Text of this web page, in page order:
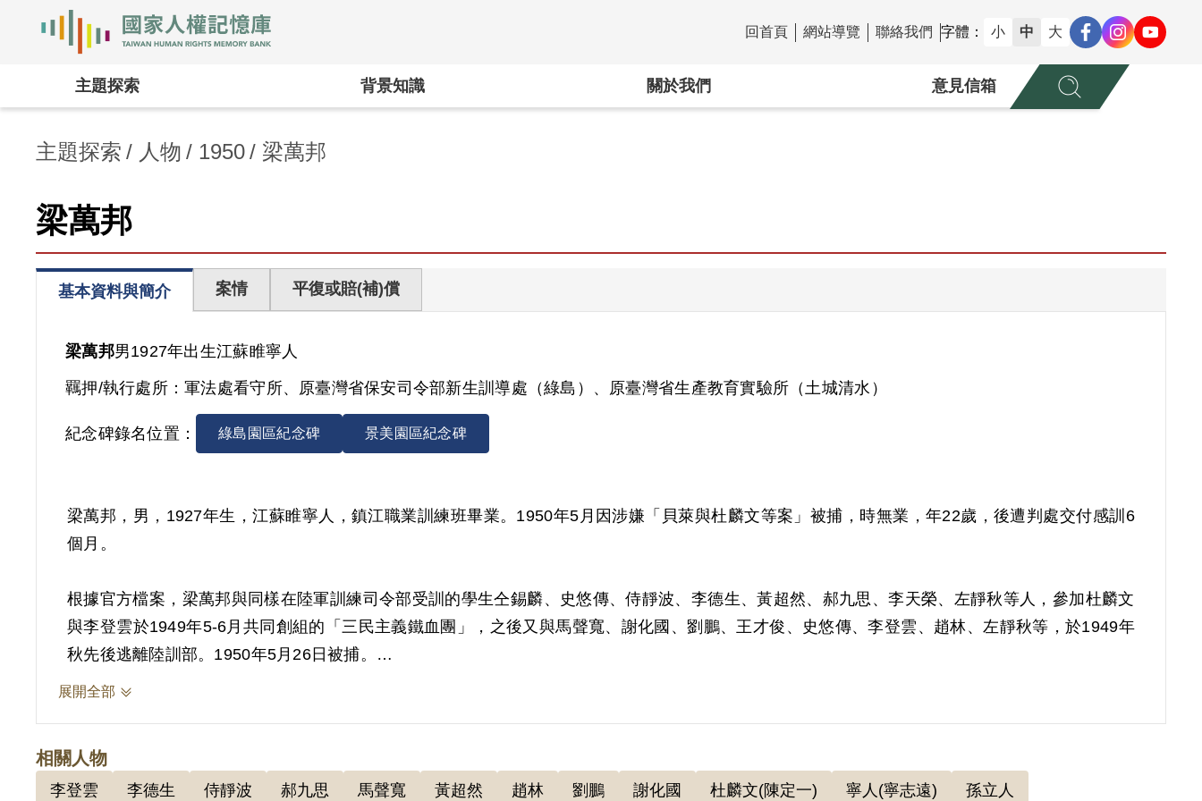
:::
回首頁 網站導覽 聯絡我們 字體： 小 中 大
主題探索 背景知識 關於我們 意見信箱
主題探索 人物 1950 梁萬邦
梁萬邦
基本資料與簡介 案情 平復或賠(補)償
梁萬邦男1927年出生江蘇睢寧人
羈押/執行處所：軍法處看守所、原臺灣省保安司令部新生訓導處（綠島）、原臺灣省生產教育實驗所（土城清水）
紀念碑錄名位置： 綠島園區紀念碑 景美園區紀念碑
梁萬邦，男，1927年生，江蘇睢寧人，鎮江職業訓練班畢業。1950年5月因涉嫌「貝萊與杜麟文等案」被捕，時無業，年22歲，後遭判處交付感訓6
個月。
根據官方檔案，梁萬邦與同樣在陸軍訓練司令部受訓的學生仝錫麟、史悠傳、侍靜波、李德生、黃超然、郝九思、李天榮、左靜秋等人，參加杜麟文
與李登雲於1949年5-6月共同創組的「三民主義鐵血團」，之後又與馬聲寬、謝化國、劉鵬、王才俊、史悠傳、李登雲、趙林、左靜秋等，於1949年
秋先後逃離陸訓部。1950年5月26日被捕。
教育實驗所感訓，1958年6月30日開釋。
展開全部
相關人物
李登雲 李德生 侍靜波 郝九思 馬聲寬 黃超然 趙林 劉鵬 謝化國 杜麟文(陳定一) 寧人(寧志遠) 孫立人